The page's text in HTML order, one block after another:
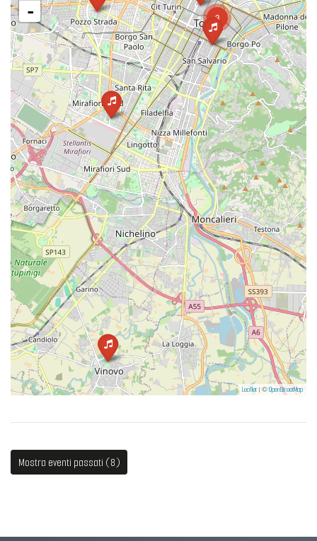
3
-
Leaflet | ©OpenStreetMap
Mostra eventi passati (8)